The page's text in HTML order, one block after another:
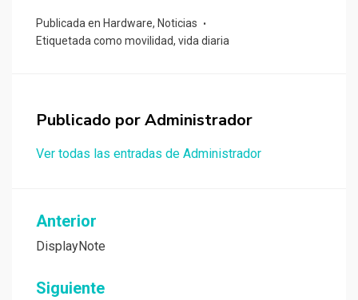
Publicada en Hardware, Noticias
Etiquetada como movilidad, vida diaria
Publicado porAdministrador
Ver todas las entradas de Administrador
Navegación
de
entradas
Anterior
DisplayNote
Siguiente